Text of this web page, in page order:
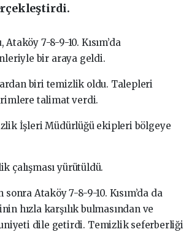
Ataköy 7-8-9-10. Kısım’da
bir araya geldi.
biri temizlik oldu. Talepleri
talimatverdi.
İşleriMüdürlüğü ekipleri bölgeye
çalışmasıyürütüldü.
sonra Ataköy7-8-9-10. Kısım’da da
hızla karşılık bulmasından ve
dile getirdi. Temizlik seferberliği